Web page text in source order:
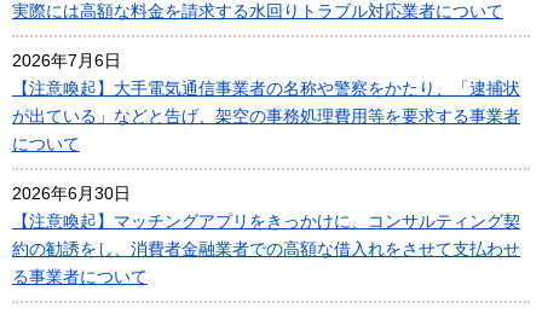
実際には高額な料金を請求する水回りトラブル対応業者について
2026年7月6日
【注意喚起】大手電気通信事業者の名称や警察をかたり、「逮捕状
が出ている」などと告げ、架空の事務処理費用等を要求する事業者
について
2026年6月30日
【注意喚起】マッチングアプリをきっかけに、コンサルティング契
約の勧誘をし、消費者金融業者での高額な借入れをさせて支払わせ
る事業者について